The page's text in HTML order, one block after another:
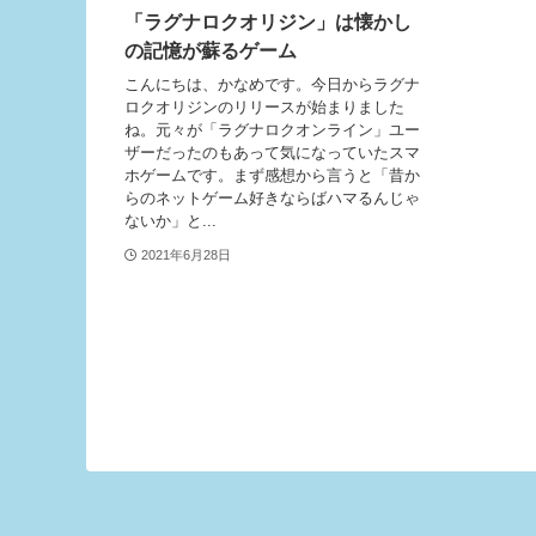
「ラグナロクオリジン」は懐かし
の記憶が蘇るゲーム
こんにちは、かなめです。今日からラグナ
ロクオリジンのリリースが始まりました
ね。元々が「ラグナロクオンライン」ユー
ザーだったのもあって気になっていたスマ
ホゲームです。まず感想から言うと「昔か
らのネットゲーム好きならばハマるんじゃ
ないか」と...
2021年6月28日